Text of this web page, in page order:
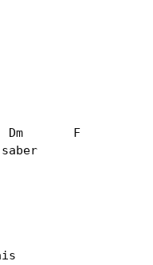
Dm       F